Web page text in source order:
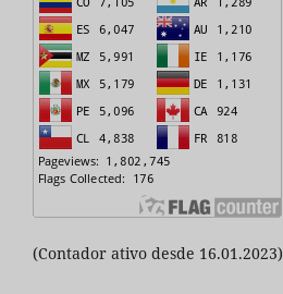
(Contador ativo desde 16.01.2023)